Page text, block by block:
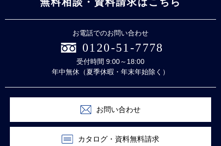
お電話でのお問い合わせ
0120-51-7778
受付時間 9:00～18:00
年中無休（夏季休暇・年末年始除く）
お問い合わせ
カタログ・資料無料請求